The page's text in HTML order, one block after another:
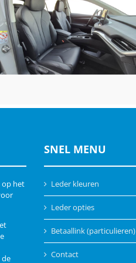
Skoda Elroq, Alba Buffalino A-
0500 Zwart
op het
de
SNEL MENU
Leder kleuren
Leder opties
Betaallink (particulieren)
Contact